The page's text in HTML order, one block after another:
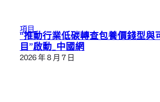
項目
“推動行業低碳轉查包養價錢型與
目”啟動_中國網
2026 年 8 月 7 日